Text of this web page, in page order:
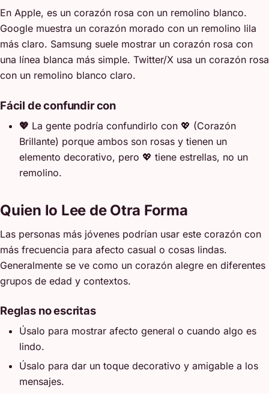
En Apple, es un corazón rosa con un remolino blanco.
Google muestra un corazón morado con un remolino lila
más claro. Samsung suele mostrar un corazón rosa con
una línea blanca más simple. Twitter/X usa un corazón rosa
con un remolino blanco claro.
Fácil de confundir con
💖 La gente podría confundirlo con 💖 (Corazón
Brillante) porque ambos son rosas y tienen un
elemento decorativo, pero 💖 tiene estrellas, no un
remolino.
Quien lo Lee de Otra Forma
Las personas más jóvenes podrían usar este corazón con
más frecuencia para afecto casual o cosas lindas.
Generalmente se ve como un corazón alegre en diferentes
grupos de edad y contextos.
Reglas no escritas
Úsalo para mostrar afecto general o cuando algo es
lindo.
Úsalo para dar un toque decorativo y amigable a los
mensajes.